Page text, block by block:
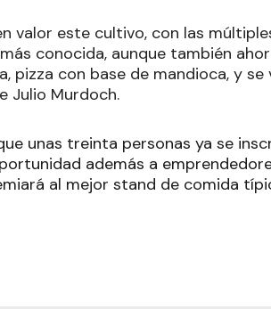
valor este cultivo, con las
conocida, aunque también
pizza con base de mandioca, y
Julio Murdoch.
unas treinta personas ya se
además a
al mejor stand de comida